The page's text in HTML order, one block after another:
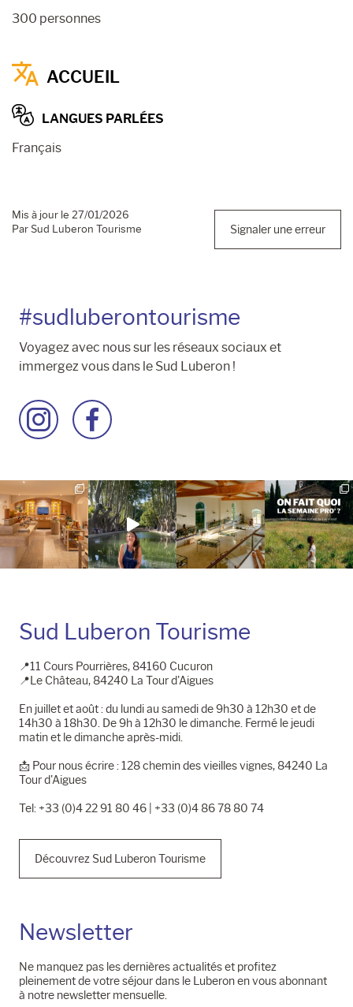
300 personnes
ACCUEIL
LANGUES PARLÉES
Français
Mis à jour le 27/01/2026
Par Sud Luberon Tourisme
Signaler une erreur
#sudluberontourisme
Voyagez avec nous sur les réseaux sociaux et
immergez vous dans le Sud Luberon !
Accéder
à
Instagram
Accéder
à
Facebook
Sud Luberon Tourisme
📍11 Cours Pourrières, 84160 Cucuron
📍Le Château, 84240 La Tour d'Aigues
En juillet et août : du lundi au samedi de 9h30 à 12h30 et de
14h30 à 18h30. De 9h à 12h30 le dimanche. Fermé le jeudi
matin et le dimanche après-midi.
📩​ Pour nous écrire : 128 chemin des vieilles vignes, 84240 La
Tour d'Aigues
Tel: +33 (0)4 22 91 80 46 | +33 (0)4 86 78 80 74
Découvrez Sud Luberon Tourisme
Newsletter
Ne manquez pas les dernières actualités et profitez
pleinement de votre séjour dans le Luberon en vous abonnant
à notre newsletter mensuelle.